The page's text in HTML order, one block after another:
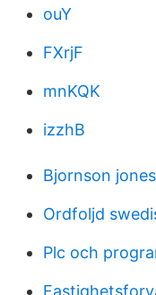
ouY
FXrjF
mnKQK
izzhB
Bjornson
Ordfoljd
Plc och